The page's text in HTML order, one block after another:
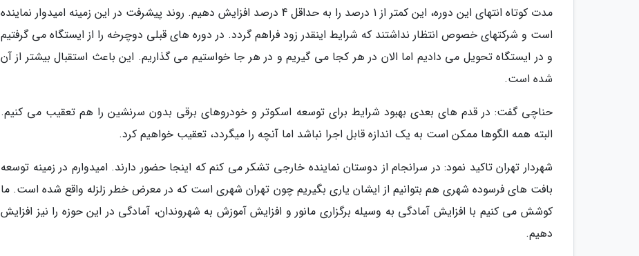
مدت کوتاه انتهای این دوره، این کمتر از 1 درصد را به حداقل 4 درصد افزایش دهیم. روند پیشرفت در این زمینه امیدوار نماینده
است و شرکتهای خصوص انتظار نداشتند که شرایط اینقدر زود فراهم گردد. در دوره های قبلی دوچرخه را از ایستگاه می گرفتیم
و در ایستگاه تحویل می دادیم اما الان در هر کجا می گیریم و در هر جا خواستیم می گذاریم. این باعث استقبال بیشتر از آن
شده است.
حناچی گفت: در قدم های بعدی بهبود شرایط برای توسعه اسکوتر و خودروهای برقی بدون سرنشین را هم تعقیب می کنیم.
البته همه الگوها ممکن است به یک اندازه قابل اجرا نباشد اما آنچه را میگردد، تعقیب خواهیم کرد.
شهردار تهران تاکید نمود: در سرانجام از دوستان نماینده خارجی تشکر می کنم که اینجا حضور دارند. امیدوارم در زمینه توسعه
بافت های فرسوده شهری هم بتوانیم از ایشان یاری بگیریم چون تهران شهری است که در معرض خطر زلزله واقع شده است. ما
کوشش می کنیم با افزایش آمادگی به وسیله برگزاری مانور و افزایش آموزش به شهروندان، آمادگی در این حوزه را نیز افزایش
دهیم.